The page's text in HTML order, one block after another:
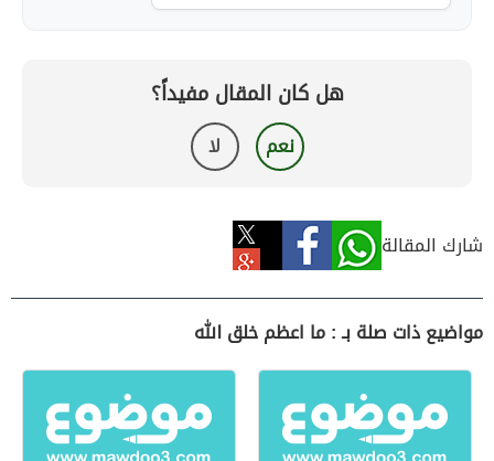
هل كان المقال مفيداً؟
نعم لا
شارك المقالة
مواضيع ذات صلة بـ : ما اعظم خلق الله